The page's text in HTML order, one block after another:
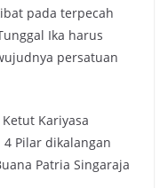
pada terpecah
Ika harus
persatuan
Kariyasa
4 Pilar dikalangan
Patria Singaraja